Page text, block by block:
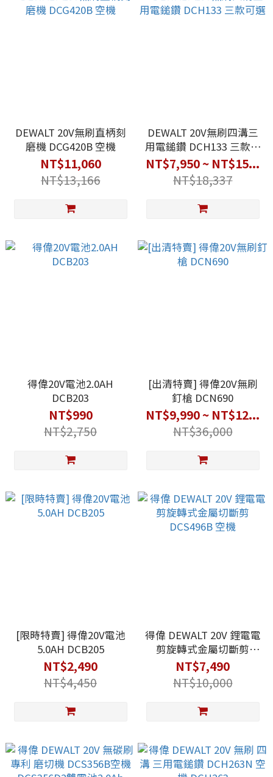
DEWALT 20V無刷直柄刻
磨機 DCG420B 空機
NT$11,060
NT$13,166
DEWALT 20V無刷四溝三
用電鎚鑽 DCH133 三款可
選
NT$7,950 ~ NT$15...
NT$18,337
得偉20V電池2.0AH
DCB203
NT$990
NT$2,750
[出清特賣] 得偉20V無刷
釘槍 DCN690
NT$9,990 ~ NT$12...
NT$36,000
[限時特賣] 得偉20V電池
5.0AH DCB205
NT$2,490
NT$4,450
得偉 DEWALT 20V 鋰電電
剪旋轉式金屬切斷剪
DCS496B 空機
NT$7,490
NT$10,000